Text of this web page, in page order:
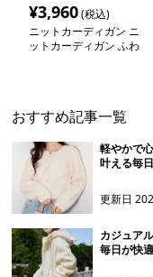
¥3,960(税込)
ニットカーディガン ニ
ットカーディガン ふわ
おすすめ記事一覧
軽やかで
叶える毎
更新日
カジュア
毎日が快